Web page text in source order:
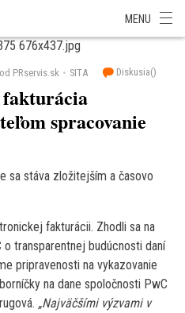
MENU
od PRservis.sk SITA Diskusia()
spracovanie
sa stáva zložitejším a časovo
fakturácii. Zhodli sa na
transparentnej budúcnosti daní
pripravenosti na vykazovanie
na dane spoločnosti PwC
„Najväčšími výzvami v